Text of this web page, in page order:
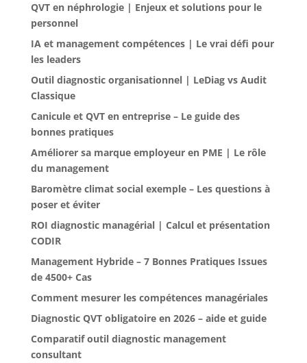
QVT en néphrologie | Enjeux et solutions pour le
personnel
IA et management compétences | Le vrai défi pour
les leaders
Outil diagnostic organisationnel | LeDiag vs Audit
Classique
Canicule et QVT en entreprise – Le guide des
bonnes pratiques
Améliorer sa marque employeur en PME | Le rôle
du management
Baromètre climat social exemple – Les questions à
poser et éviter
ROI diagnostic managérial | Calcul et présentation
CODIR
Management Hybride – 7 Bonnes Pratiques Issues
de 4500+ Cas
Comment mesurer les compétences managériales
Diagnostic QVT obligatoire en 2026 – aide et guide
Comparatif outil diagnostic management
consultant